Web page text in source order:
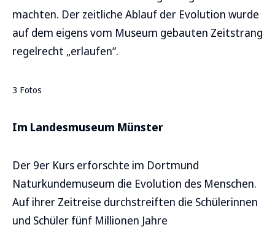
machten. Der zeitliche Ablauf der Evolution wurde
auf dem eigens vom Museum gebauten Zeitstrang
regelrecht „erlaufen“.
3 Fotos
Im Landesmuseum Münster
Der 9er Kurs erforschte im Dortmund
Naturkundemuseum die Evolution des Menschen.
Auf ihrer Zeitreise durchstreiften die Schülerinnen
und Schüler fünf Millionen Jahre